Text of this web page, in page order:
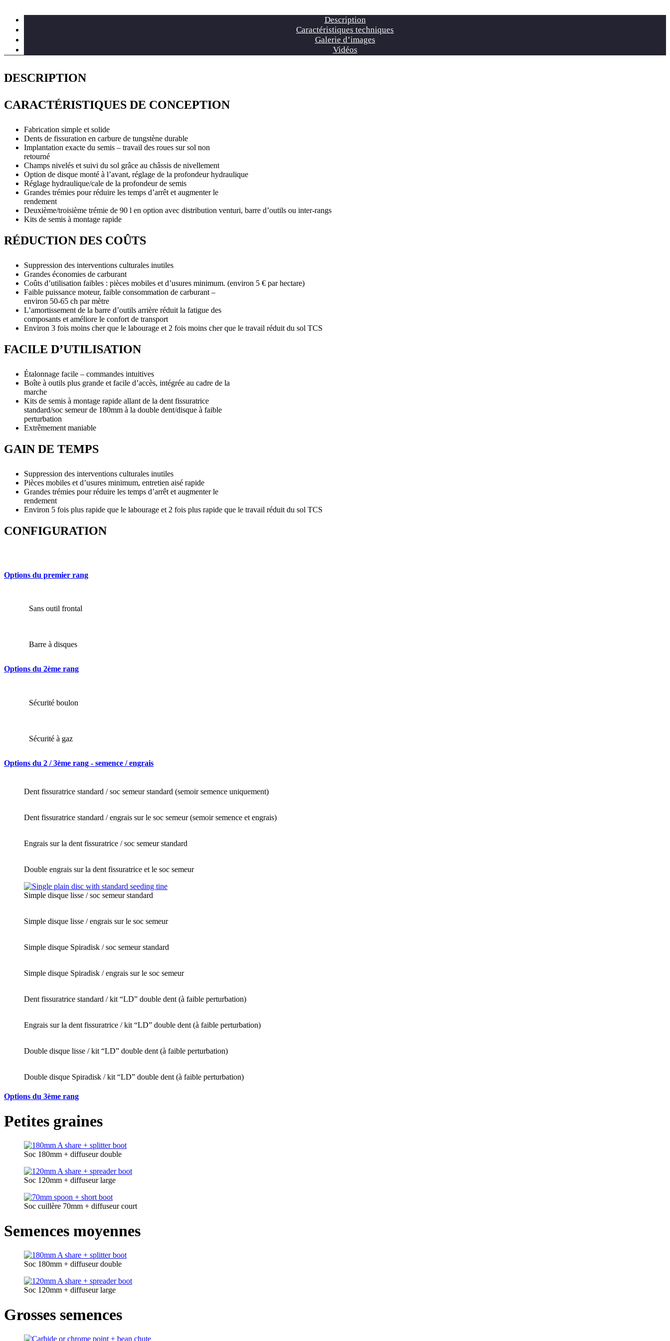
Description
Caractéristiques techniques
Galerie d’images
Vidéos
DESCRIPTION
CARACTÉRISTIQUES DE CONCEPTION
Fabrication simple et solide
Dents de fissuration en carbure de tungstène durable
Implantation exacte du semis – travail des roues sur sol non
retourné
Champs nivelés et suivi du sol grâce au châssis de nivellement
Option de disque monté à l’avant, réglage de la profondeur hydraulique
Réglage hydraulique/cale de la profondeur de semis
Grandes trémies pour réduire les temps d’arrêt et augmenter le
rendement
Deuxième/troisième trémie de 90 l en option avec distribution venturi, barre d’outils ou inter-rangs
Kits de semis à montage rapide
RÉDUCTION DES COÛTS
Suppression des interventions culturales inutiles
Grandes économies de carburant
Coûts d’utilisation faibles : pièces mobiles et d’usures minimum. (environ 5 € par hectare)
Faible puissance moteur, faible consommation de carburant –
environ 50-65 ch par mètre
L’amortissement de la barre d’outils arrière réduit la fatigue des
composants et améliore le confort de transport
Environ 3 fois moins cher que le labourage et 2 fois moins cher que le travail réduit du sol TCS
FACILE D’UTILISATION
Étalonnage facile – commandes intuitives
Boîte à outils plus grande et facile d’accès, intégrée au cadre de la
marche
Kits de semis à montage rapide allant de la dent fissuratrice
standard/soc semeur de 180mm à la double dent/disque à faible
perturbation
Extrêmement maniable
GAIN DE TEMPS
Suppression des interventions culturales inutiles
Pièces mobiles et d’usures minimum, entretien aisé rapide
Grandes trémies pour réduire les temps d’arrêt et augmenter le
rendement
Environ 5 fois plus rapide que le labourage et 2 fois plus rapide que le travail réduit du sol TCS
CONFIGURATION
Options du premier rang
Sans outil frontal
Barre à disques
Options du 2ème rang
Sécurité boulon
Sécurité à gaz
Options du 2 / 3ème rang - semence / engrais
Dent fissuratrice standard / soc semeur standard (semoir semence uniquement)
Dent fissuratrice standard / engrais sur le soc semeur (semoir semence et engrais)
Engrais sur la dent fissuratrice / soc semeur standard
Double engrais sur la dent fissuratrice et le soc semeur
Simple disque lisse / soc semeur standard
Simple disque lisse / engrais sur le soc semeur
Simple disque Spiradisk / soc semeur standard
Simple disque Spiradisk / engrais sur le soc semeur
Dent fissuratrice standard / kit “LD” double dent (à faible perturbation)
Engrais sur la dent fissuratrice / kit “LD” double dent (à faible perturbation)
Double disque lisse / kit “LD” double dent (à faible perturbation)
Double disque Spiradisk / kit “LD” double dent (à faible perturbation)
Options du 3ème rang
Petites graines
Soc 180mm + diffuseur double
Soc 120mm + diffuseur large
Soc cuillère 70mm + diffuseur court
Semences moyennes
Soc 180mm + diffuseur double
Soc 120mm + diffuseur large
Grosses semences